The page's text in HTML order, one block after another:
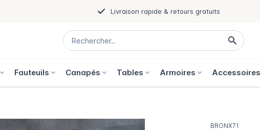
Livraison rapide & retours gratuits
Fauteuils Canapés Tables Armoires Accessoires
BRONX71